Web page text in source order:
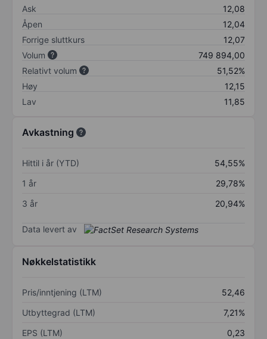
Ask
12,08
Åpen
12,04
Forrige sluttkurs
12,07
Volum
749 894,00
Relativt volum
51,52%
Høy
12,15
Lav
11,85
Avkastning
Hittil i år (YTD)
54,55%
1 år
29,78%
3 år
20,94%
Data levert av
Nøkkelstatistikk
Pris/inntjening (LTM)
52,46
Utbyttegrad (LTM)
7,21%
EPS (LTM)
0,23